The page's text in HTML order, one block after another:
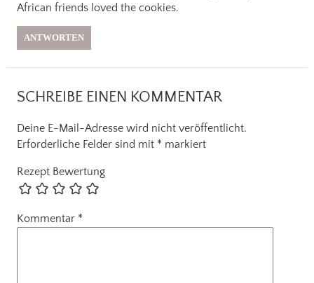
African friends loved the cookies.
ANTWORTEN
SCHREIBE EINEN KOMMENTAR
Deine E-Mail-Adresse wird nicht veröffentlicht.
Erforderliche Felder sind mit * markiert
Rezept Bewertung
Kommentar *